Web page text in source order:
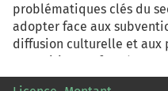
problématiques clés du
adopter face aux
diffusion culturelle et aux
se positionner face à une
plus importante ?